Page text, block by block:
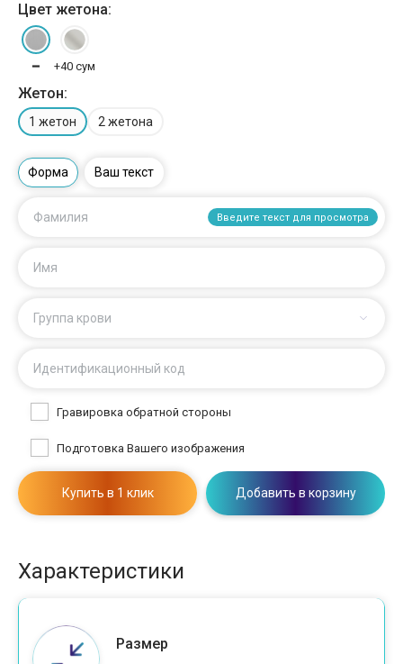
Цвет жетона:
━ +40 сум
Жетон:
1 жетон 2 жетона
Форма Ваш текст
Фамилия Введите текст для просмотра
Имя
Группа крови
Идентификационный код
Гравировка обратной стороны
Подготовка Вашего изображения
Купить в 1 клик Добавить в корзину
Характеристики
Размер